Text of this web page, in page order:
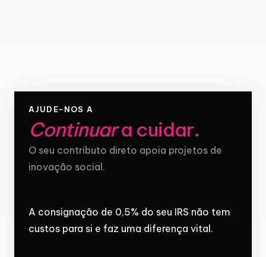
AJUDE-NOS A
Continuara cuidar.
O seu contributo direto apoia projetos de
inovação social.
A consignação de 0,5% do seu IRS não tem
custos para si e faz uma diferença vital.